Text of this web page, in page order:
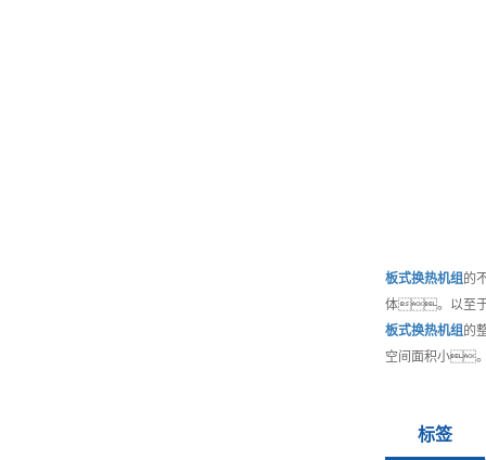
板式换热机组的
体。以至
板式换热机组的
空间面积小
标签